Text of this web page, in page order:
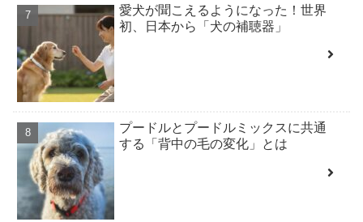
愛犬が聞こえるようになった！世界
初、日本から「犬の補聴器」
プードルとプードルミックスに共通
する「背中の毛の変化」とは